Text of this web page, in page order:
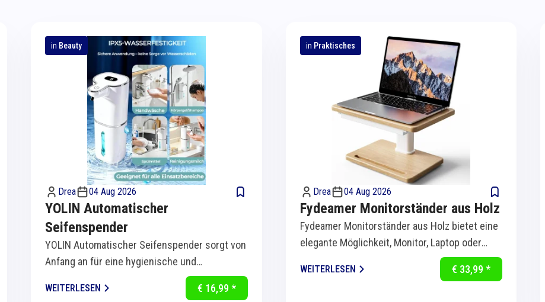
in Beauty
Drea 04 Aug 2026
YOLIN Automatischer
Seifenspender
YOLIN Automatischer Seifenspender sorgt von
Anfang an für eine hygienische und
komfortable Handreinigung in Küche und Bad.
Dank...
WEITERLESEN € 16,99 *
in Praktisches
Drea 04 Aug 2026
Fydeamer Monitorständer aus Holz
Fydeamer Monitorständer aus Holz bietet eine
elegante Möglichkeit, Monitor, Laptop oder
Bildschirm ergonomisch auf Augenhöhe zu...
WEITERLESEN € 33,99 *